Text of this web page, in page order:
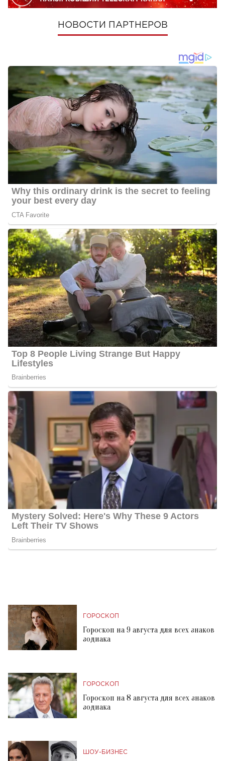
НОВОСТИ ПАРТНЕРОВ
ГОРОСКОП
Гороскоп на 9 августа для всех знаков
зодиака
ГОРОСКОП
Гороскоп на 8 августа для всех знаков
зодиака
ШОУ-БИЗНЕС